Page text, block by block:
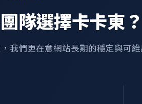
隊選擇卡卡東
我們更在意網站長期的穩定與可